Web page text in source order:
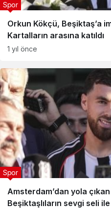
Orkun Kökçü, Beşiktaş’a
Kartalların arasına katıldı
Spor
1 yıl önce
Amsterdam’dan yola
Beşiktaşlıların sevgi seli ile
Spor